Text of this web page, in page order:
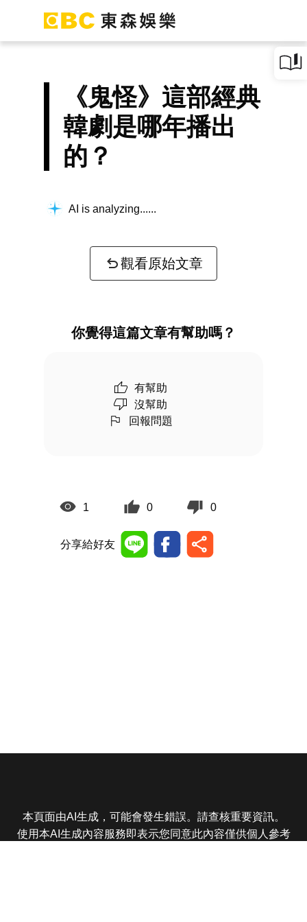
《鬼怪》這部經典
韓劇是哪年播出
的？
AI is analyzing...
觀看原始文章
你覺得這篇文章有幫助嗎？
有幫助
沒幫助
回報問題
1 0 0
分享給好友
本頁面由AI生成，可能會發生錯誤。請查核重要資訊。
使用本AI生成內容服務即表示您同意此內容僅供個人參考